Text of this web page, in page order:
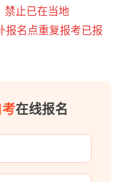
禁止已在当地
报名点重复报考已报
在线报名